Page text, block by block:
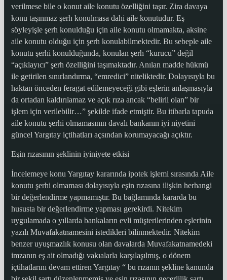
verilmese bile o konut aile konutu özelliğini taşır. Zira davaya
konu taşınmaz şerh konulmasa dahi aile konutudur. Eş
söyleyişle şerh konulduğu için aile konutu olmamakta, aksine
aile konutu olduğu için şerh konulabilmektedir. Bu sebeple aile
konutu şerhi konulduğunda, konulan şerh “kurucu” değil
“açıklayıcı” şerh özelliğini taşımaktadır. Anılan madde hükmü
ile getirilen sınırlandırma, “emredici” niteliktedir. Dolayısıyla bu
haktan önceden feragat edilemeyeceği gibi eşlerin anlaşmasıyla
da ortadan kaldırılamaz ve açık rıza ancak “belirli olan” bir
işlem için verilebilir…” şekilde ifade etmiştir. Bu itibarla tapuda
aile konutu şerhi olmamasının davalı bankanın iyi niyetini
güncel Yargıtay içtihatları açsından korumayacağı açıktır.
Eşin rızasının şeklinin iyiniyete etkisi
İncelemeye konu Yargıtay kararında ipotek işlemi sırasında Aile
konutu şerhi olmaması dolayısıyla eşin rızasına ilişkin herhangi
bir değerlendirme yapmamıştır. Bu bağlamında kararda bu
hususta bir değerlendirme yapması gerekirdi. Nitekim
uygulamada o yıllarda bankaların evli müşterilerinden eşlerinin
yazılı Muvafakatnamesini istedikleri bilinmektedir. Nitekim
benzer uyuşmazlık konusu olan davalarda Muvafakatnamedeki
imzanın eş ait olmadığı vakıalarla karşılaşılmış, o dönem
içtihatlarını devam ettiren Yargıtay “ bu rızanın şekline kanunda